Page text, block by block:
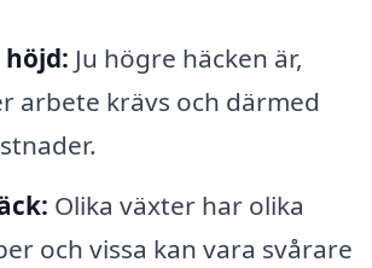
höjd: Ju högre häcken är,
arbete krävs och därmed
Olika växter har olika
och vissa kan vara svårare